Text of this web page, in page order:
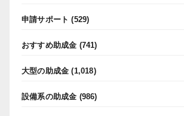
申請サポート (529)
おすすめ助成金 (741)
大型の助成金 (1,018)
設備系の助成金 (986)